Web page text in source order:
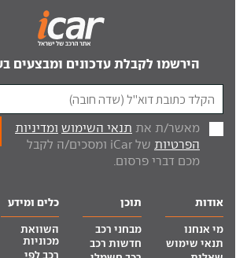
הירשמו לקבלת עדכונים ומבצעים
מאשר/ת את תנאי השימוש ומדיניות
הפרטיות
של iCar ומסכים/ה לקבל
מכם דברי פרסום.
אודות
מי אנחנו
תנאי שימוש
תוכן
מבחני רכב
חדשות רכב
כלים ומידע
השוואת
מכוניות
רכב לפי